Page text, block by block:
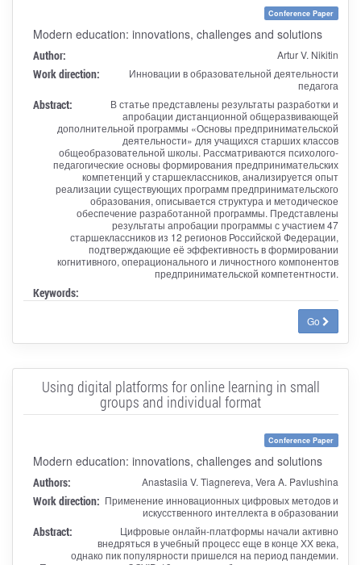
Conference Paper
Modern education: innovations, challenges and solutions
Author: Artur V. Nikitin
Work direction:
Инновации в образовательной деятельности
педагога
Abstract:
В статье представлены результаты разработки и
апробации дистанционной общеразвивающей
дополнительной программы «Основы предпринимательской
деятельности» для учащихся старших классов
общеобразовательной школы. Рассматриваются психолого-
педагогические основы формирования предпринимательских
компетенций у старшеклассников, анализируется опыт
реализации существующих программ предпринимательского
образования, описывается структура и методическое
обеспечение разработанной программы. Представлены
результаты апробации программы с участием 47
старшеклассников из 12 регионов Российской Федерации,
подтверждающие её эффективность в формировании
когнитивного, операционального и личностного компонентов
предпринимательской компетентности.
Keywords:
Go
Using digital platforms for online learning in small
groups and individual format
Conference Paper
Modern education: innovations, challenges and solutions
Authors: Anastasiia V. Tiagnereva, Vera A. Pavlushina
Work direction: Применение инновационных цифровых методов и
искусственного интеллекта в образовании
Abstract:
Цифровые онлайн-платформы начали активно
внедряться в учебный процесс еще в конце ХХ века,
однако пик популярности пришелся на период пандемии.